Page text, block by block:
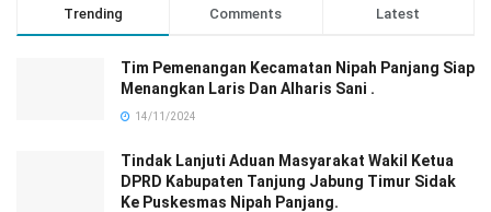
Trending Comments Latest
Tim Pemenangan Kecamatan Nipah Panjang Siap
Menangkan Laris Dan Alharis Sani .
14/11/2024
Tindak Lanjuti Aduan Masyarakat Wakil Ketua
DPRD Kabupaten Tanjung Jabung Timur Sidak
Ke Puskesmas Nipah Panjang.